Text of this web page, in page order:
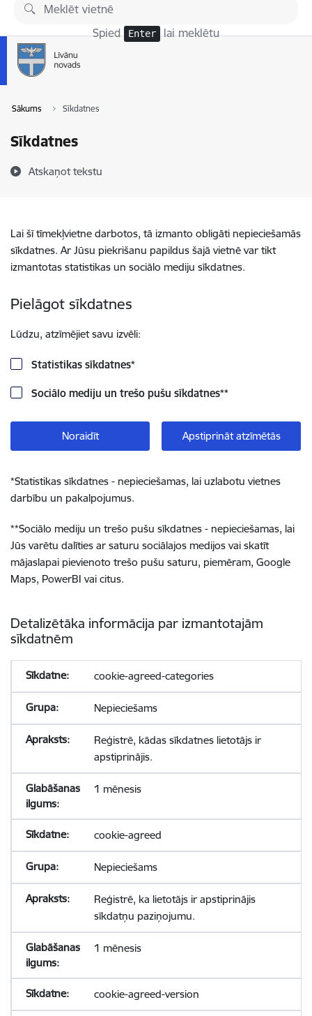
Pāriet uz lapas saturu
Spied Enter lai meklētu
Sākums Sīkdatnes
Sīkdatnes
Atskaņot tekstu
Lai šī tīmekļvietne darbotos, tā izmanto obligāti nepieciešamās
sīkdatnes. Ar Jūsu piekrišanu papildus šajā vietnē var tikt
izmantotas statistikas un sociālo mediju sīkdatnes.
Pielāgot sīkdatnes
Lūdzu, atzīmējiet savu izvēli:
Statistikas sīkdatnes*
Sociālo mediju un trešo pušu sīkdatnes**
Noraidīt Apstiprināt atzīmētās
*Statistikas sīkdatnes - nepieciešamas, lai uzlabotu vietnes
darbību un pakalpojumus.
**Sociālo mediju un trešo pušu sīkdatnes - nepieciešamas, lai
Jūs varētu dalīties ar saturu sociālajos medijos vai skatīt
mājaslapai pievienoto trešo pušu saturu, piemēram, Google
Maps, PowerBI vai citus.
Detalizētāka informācija par izmantotajām
sīkdatnēm
cookie-agreed-categories
Nepieciešams
Reģistrē, kādas sīkdatnes lietotājs ir
apstiprinājis.
1 mēnesis
cookie-agreed
Nepieciešams
Reģistrē, ka lietotājs ir apstiprinājis
sīkdatņu paziņojumu.
1 mēnesis
cookie-agreed-version